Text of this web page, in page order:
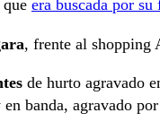
era buscada por
, frente al shopping
de hurto agravado
banda, agravado